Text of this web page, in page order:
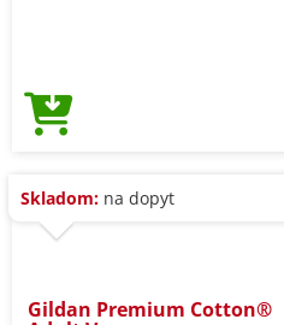
Skladom: na dopyt
Gildan Premium Cotton®